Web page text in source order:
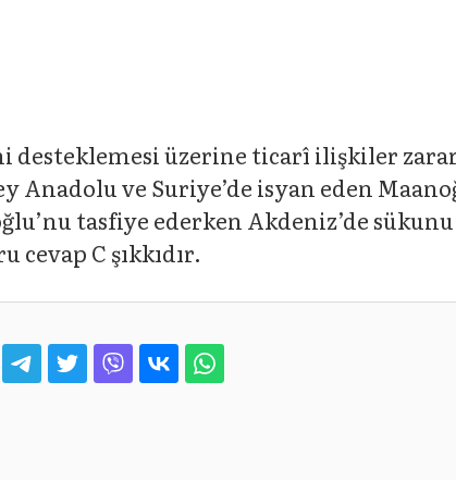
desteklemesi üzerine ticarî ilişkiler
ve Suriye’de isyan eden
tasfiye ederken Akdeniz’de
C şıkkıdır.